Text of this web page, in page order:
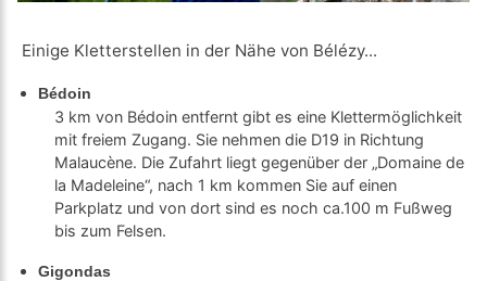
Einige Kletterstellen in der Nähe von Bélézy...
Bédoin
3 km von Bédoin entfernt gibt es eine Klettermöglichkeit
mit freiem Zugang. Sie nehmen die D19 in Richtung
Malaucène. Die Zufahrt liegt gegenüber der „Domaine de
la Madeleine“, nach 1 km kommen Sie auf einen
Parkplatz und von dort sind es noch ca.100 m Fußweg
bis zum Felsen.
Gigondas